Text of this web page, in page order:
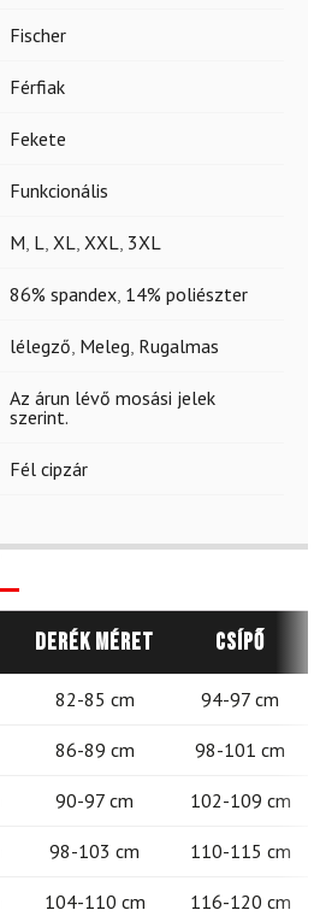
Fischer
Férfiak
Fekete
Funkcionális
M L XL XXL 3XL
86% spandex 14% poliészter
lélegző Meleg Rugalmas
Az árun lévő mosási jelek
szerint.
Fél cipzár
Derék méret Csípő
82-85 cm 94-97 cm
86-89 cm 98-101 cm
90-97 cm 102-109 cm
98-103 cm 110-115 cm
104-110 cm 116-120 cm